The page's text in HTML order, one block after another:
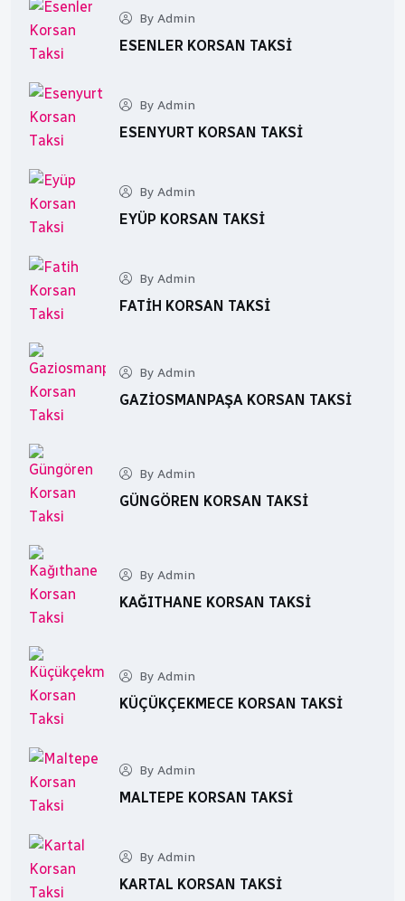
By Admin
ESENLER KORSAN TAKSI
By Admin
ESENYURT KORSAN TAKSI
By Admin
EYÜP KORSAN TAKSI
By Admin
FATIH KORSAN TAKSI
By Admin
GAZIOSMANPAŞA KORSAN TAKSI
By Admin
GÜNGÖREN KORSAN TAKSI
By Admin
KAĞITHANE KORSAN TAKSI
By Admin
KÜÇÜKÇEKMECE KORSAN TAKSI
By Admin
MALTEPE KORSAN TAKSI
By Admin
KARTAL KORSAN TAKSI